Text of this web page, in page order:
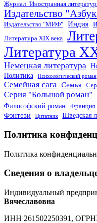
Журнал "Иностранная
Издательство
Издательство "МИФ" Индия
Литература XIX века
Литература
Немецкая литература
Политика
Психологический роман
Семейная сага Семья
Серия "Большой роман"
Философский роман
Франция
Фэнтези Цитатник Шведская
Политика
Политика
Сведения о
Индивидуальный
Вячеславовна
ИНН 261502250391,